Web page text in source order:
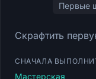
Первые
Скрафтить
СНАЧАЛА
Мастерская